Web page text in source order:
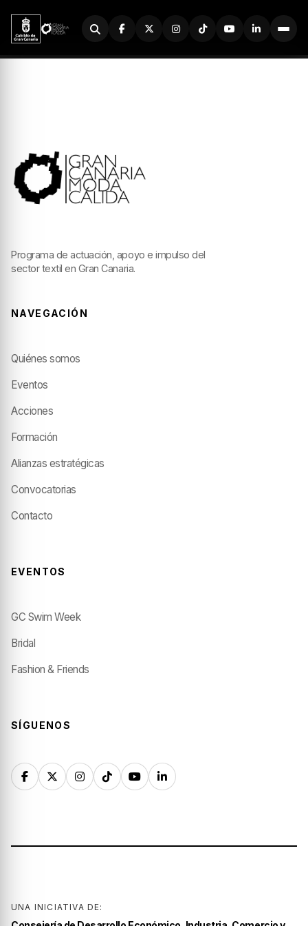
Buscador
Programa de actuación, apoyo e impulso del
sector textil en Gran Canaria.
NAVEGACIÓN
Quiénes somos
Eventos
Acciones
Formación
Alianzas estratégicas
Convocatorias
Contacto
EVENTOS
GC Swim Week
Bridal
Fashion & Friends
SÍGUENOS
UNA INICIATIVA DE: